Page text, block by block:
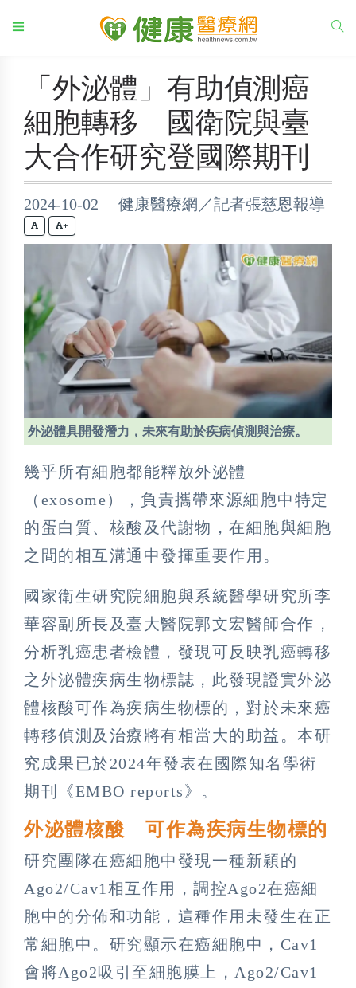
「外泌體」有助偵測癌
細胞轉移 國衛院與臺
大合作研究登國際期刊
2024-10-02 健康醫療網／記者張慈恩報導
+
外泌體具開發潛力，未來有助於疾病偵測與治療。
幾乎所有細胞都能釋放外泌體
（exosome），負責攜帶來源細胞中特定
的蛋白質、核酸及代謝物，在細胞與細胞
之間的相互溝通中發揮重要作用。
國家衛生研究院細胞與系統醫學研究所李
華容副所長及臺大醫院郭文宏醫師合作，
分析乳癌患者檢體，發現可反映乳癌轉移
之外泌體疾病生物標誌，此發現證實外泌
體核酸可作為疾病生物標的，對於未來癌
轉移偵測及治療將有相當大的助益。本研
究成果已於2024年發表在國際知名學術
期刊《EMBO reports》。
外泌體核酸 可作為疾病生物標的
研究團隊在癌細胞中發現一種新穎的
Ago2/Cav1相互作用，調控Ago2在癌細
胞中的分佈和功能，這種作用未發生在正
常細胞中。研究顯示在癌細胞中，Cav1
會將Ago2吸引至細胞膜上，Ago2/Cav1